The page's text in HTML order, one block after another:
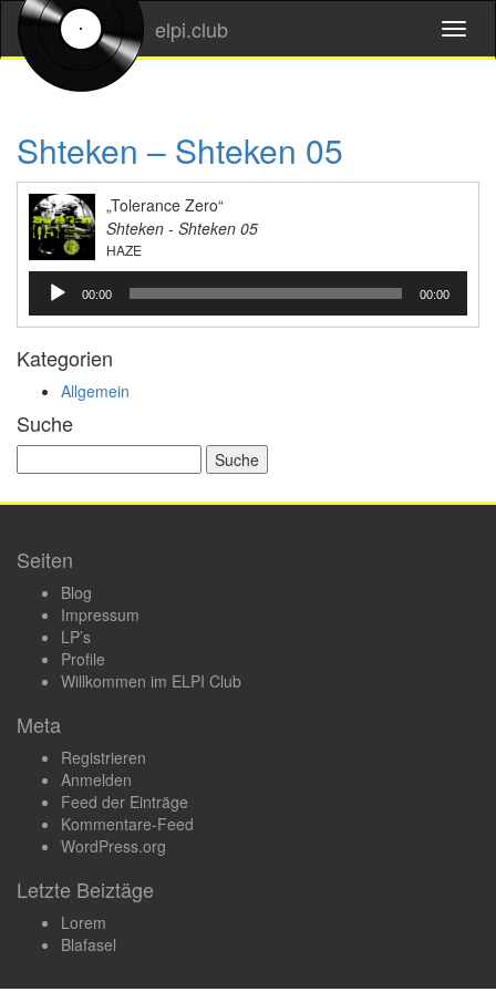
elpi.club
Shteken – Shteken 05
„Tolerance Zero“
Shteken - Shteken 05
HAZE
Audio-
Player
00:00 00:00
Kategorien
Allgemein
Suche
nach:
Seiten
Blog
Impressum
LP’s
Profile
Willkommen im ELPI Club
Meta
Registrieren
Anmelden
Feed der Einträge
Kommentare-Feed
WordPress.org
Letzte Beiztäge
Lorem
Blafasel